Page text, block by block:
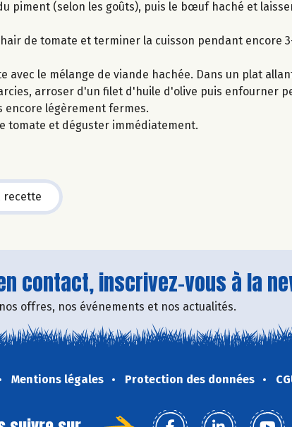
piment (selon les goûts), puis le bœuf haché et
de tomate et terminer la cuisson pendant encore
avec le mélange de viande hachée. Dans un plat
arroser d'un filet d'huile d'olive puis enfourner
encore légèrement fermes.
tomate et déguster immédiatement.
recette
contact, inscrivez-vous à la
offres, nos événements et nos actualités.
Mentions légales Protection des données